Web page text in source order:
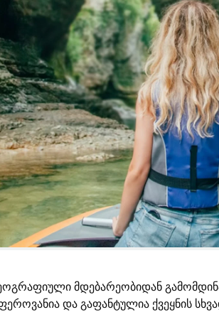
მდებარეობიდან
და გაფანტულია ქვეყნის